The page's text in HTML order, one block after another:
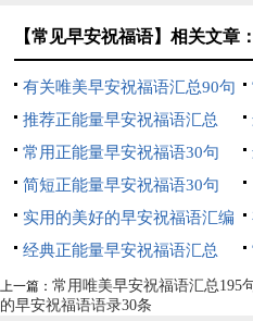
【常见早安祝福语】相关文章：
有关唯美早安祝福语汇总90句
精选
推荐正能量早安祝福语汇总
（精选55句）
常用正能量早安祝福语30句
简短正能量早安祝福语30句
实用的美好的早安祝福语汇编
42条
经典正能量早安祝福语汇总
（精选185句）
上一篇： 常用唯美早安祝福语汇总195
的早安祝福语语录30条